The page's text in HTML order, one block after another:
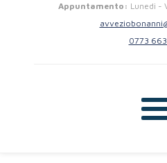
Appuntamento: Lunedi -
0773